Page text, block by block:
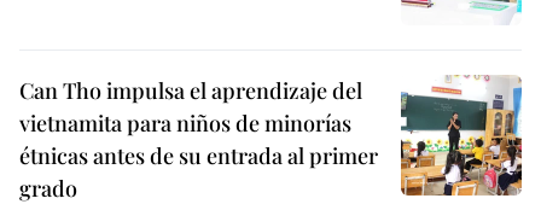
Can Tho impulsa el aprendizaje del
vietnamita para niños de minorías
étnicas antes de su entrada al primer
grado